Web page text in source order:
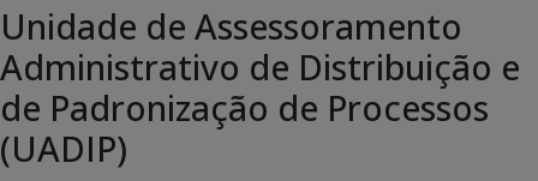
Unidade de Assessoramento
Administrativo de Distribuição e
de Padronização de Processos
(UADIP)